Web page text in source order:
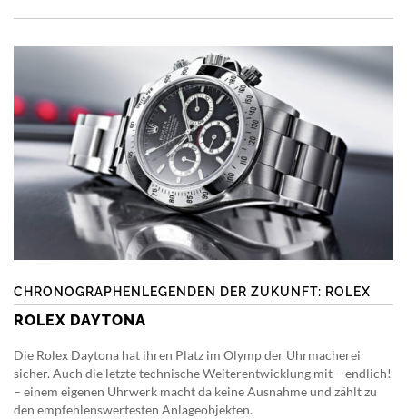
CHRONOGRAPHENLEGENDEN DER ZUKUNFT: ROLEX
ROLEX DAYTONA
Die Rolex Daytona hat ihren Platz im Olymp der Uhrmacherei
sicher. Auch die letzte technische Weiterentwicklung mit – endlich!
– einem eigenen Uhrwerk macht da keine Ausnahme und zählt zu
den empfehlenswertesten Anlageobjekten.